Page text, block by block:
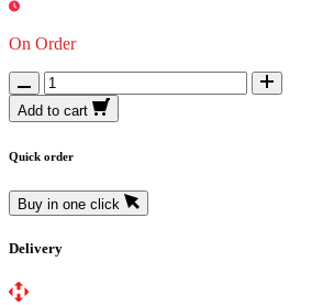
On Order
Add to cart
Quick order
Buy in one click
Delivery